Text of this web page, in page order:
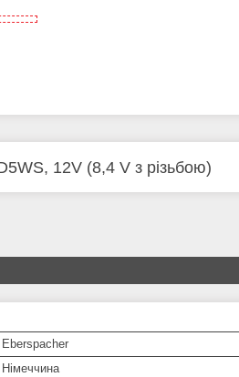
12V (8,4 V з різьбою)
Eberspacher
Німеччина